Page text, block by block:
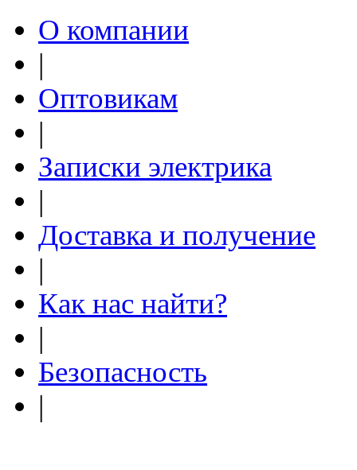
О компании
|
Оптовикам
|
Записки электрика
|
Доставка и получение
|
Как нас найти?
|
Безопасность
|